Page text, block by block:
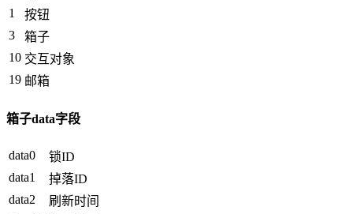
1
按钮
3
箱子
10 交互对象
19 邮箱
箱子data字段
data0
锁ID
data1
掉落ID
data2
刷新时间